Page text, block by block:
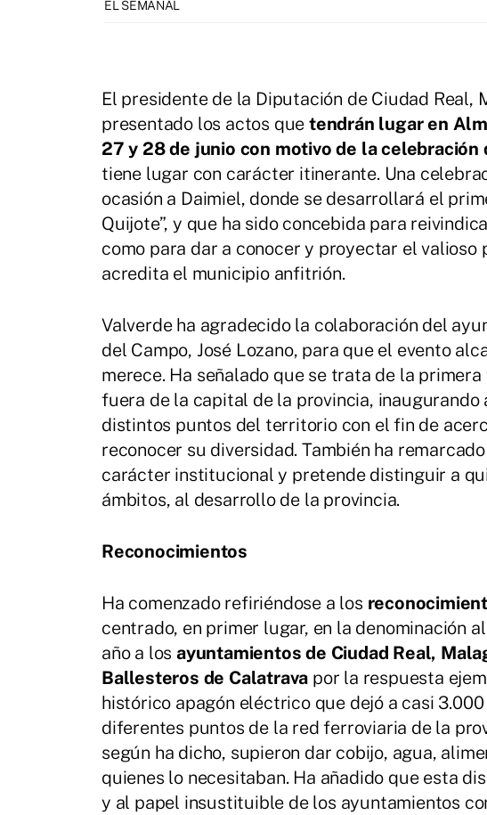
EL SEMANAL
El presidente de la Diputación de Ciudad Real,
presentado los actos que tendrán lugar en
27 y 28 de junio con motivo de la celebración
tiene lugar con carácter itinerante. Una
ocasión a Daimiel, donde se desarrollará el
Quijote”, y que ha sido concebida para
como para dar a conocer y proyectar el
acredita el municipio anfitrión.
Valverde ha agradecido la colaboración del
del Campo, José Lozano, para que el evento
merece. Ha señalado que se trata de la
fuera de la capital de la provincia,
distintos puntos del territorio con el fin de
reconocer su diversidad. También ha
carácter institucional y pretende distinguir a
ámbitos, al desarrollo de la provincia.
Reconocimientos
Ha comenzado refiriéndose a los
centrado, en primer lugar, en la denominación
año a los ayuntamientos de Ciudad Real,
Ballesteros de Calatrava por la respuesta
histórico apagón eléctrico que dejó a casi
diferentes puntos de la red ferroviaria de la
según ha dicho, supieron dar cobijo, agua,
quienes lo necesitaban. Ha añadido que esta
y al papel insustituible de los ayuntamientos